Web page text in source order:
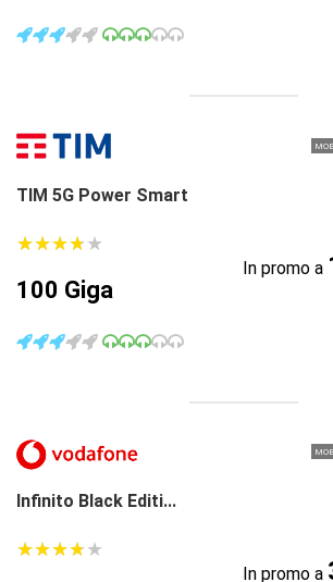
TIM 5G Power Smart
★★★★★
★★★★★
100 Giga
In promo a
Infinito Black Editi...
★★★★★
★★★★★
In promo a